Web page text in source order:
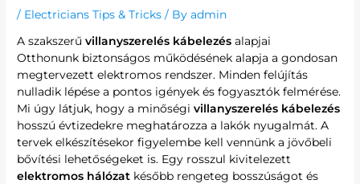
/ Electricians Tips & Tricks / Byadmin
A szakszerűvillanyszerelés kábelezés alapjai
Otthonunk biztonságos működésének alapja a gondosan
megtervezett elektromos rendszer. Minden felújítás
nulladik lépése a pontos igények és fogyasztók felmérése.
Mi úgy látjuk, hogy a minőségivillanyszerelés kábelezés
hosszú évtizedekre meghatározza a lakók nyugalmát. A
tervek elkészítésekor figyelembe kell vennünk a jövőbeli
bővítési lehetőségeket is. Egy rosszul kivitelezett
elektromos hálózat később rengeteg bosszúságot és